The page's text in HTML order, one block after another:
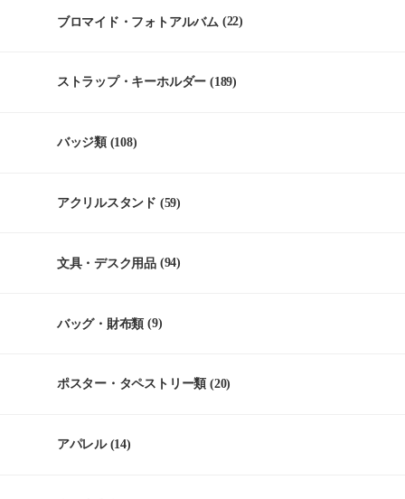
ブロマイド・フォトアルバム (22)
ストラップ・キーホルダー (189)
バッジ類(108)
アクリルスタンド (59)
文具・デスク用品 (94)
バッグ・財布類 (9)
ポスター・タペストリー類 (20)
アパレル(14)